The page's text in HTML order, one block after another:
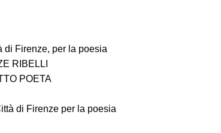
di Firenze, per la poesia
RIBELLI
POETA
di Firenze per la poesia